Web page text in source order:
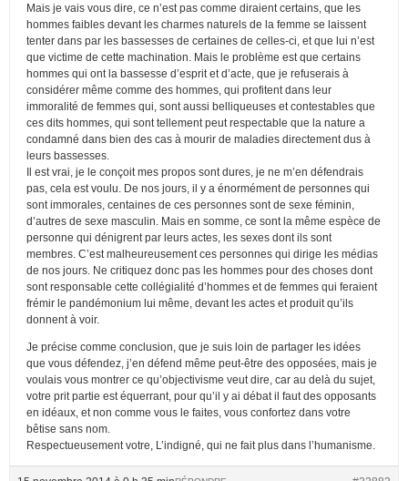
Mais je vais vous dire, ce n’est pas comme diraient certains, que les
hommes faibles devant les charmes naturels de la femme se laissent
tenter dans par les bassesses de certaines de celles-ci, et que lui n’est
que victime de cette machination. Mais le problème est que certains
hommes qui ont la bassesse d’esprit et d’acte, que je refuserais à
considérer même comme des hommes, qui profitent dans leur
immoralité de femmes qui, sont aussi belliqueuses et contestables que
ces dits hommes, qui sont tellement peut respectable que la nature a
condamné dans bien des cas à mourir de maladies directement dus à
leurs bassesses.
Il est vrai, je le conçoit mes propos sont dures, je ne m’en défendrais
pas, cela est voulu. De nos jours, il y a énormément de personnes qui
sont immorales, centaines de ces personnes sont de sexe féminin,
d’autres de sexe masculin. Mais en somme, ce sont la même espèce de
personne qui dénigrent par leurs actes, les sexes dont ils sont
membres. C’est malheureusement ces personnes qui dirige les médias
de nos jours. Ne critiquez donc pas les hommes pour des choses dont
sont responsable cette collégialité d’hommes et de femmes qui feraient
frémir le pandémonium lui même, devant les actes et produit qu’ils
donnent à voir.
Je précise comme conclusion, que je suis loin de partager les idées
que vous défendez, j’en défend même peut-être des opposées, mais je
voulais vous montrer ce qu’objectivisme veut dire, car au delà du sujet,
votre prit partie est équerrant, pour qu’il y ai débat il faut des opposants
en idéaux, et non comme vous le faites, vous confortez dans votre
bêtise sans nom.
Respectueusement votre, L’indigné, qui ne fait plus dans l’humanisme.